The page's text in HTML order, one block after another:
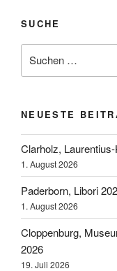
SUCHE
nach:
NEUESTE
Clarholz,
1. August 2026
Paderborn, Libori
1. August 2026
Cloppenburg,
2026
19. Juli 2026